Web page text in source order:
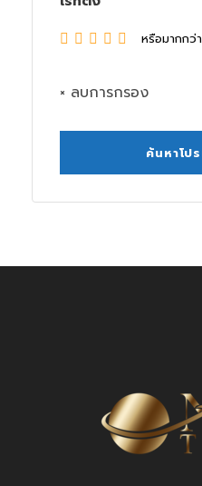
หรือมากกว่า
× ลบการกรอง